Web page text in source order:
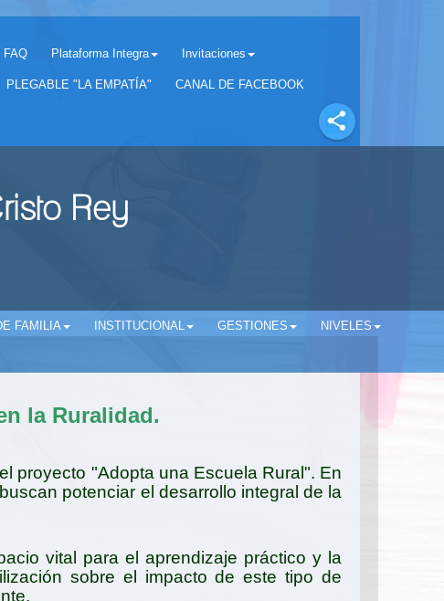
FAQ Plataforma Integra Invitaciones
PLEGABLE "LA EMPATÍA" CANAL DE FACEBOOK
Rey
FAMILIA INSTITUCIONAL GESTIONES NIVELES
la Ruralidad.
proyecto "Adopta una Escuela Rural". En
potenciar el desarrollo integral de la
vital para el aprendizaje práctico y la
sobre el impacto de este tipo de